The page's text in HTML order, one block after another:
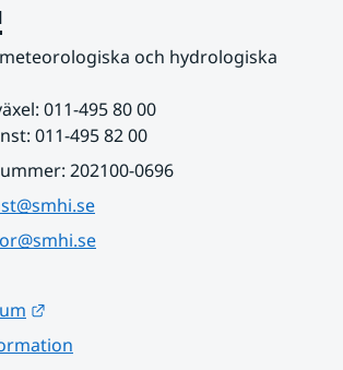
och hydrologiska
011-495 80 00
011-495 82 00
202100-0696